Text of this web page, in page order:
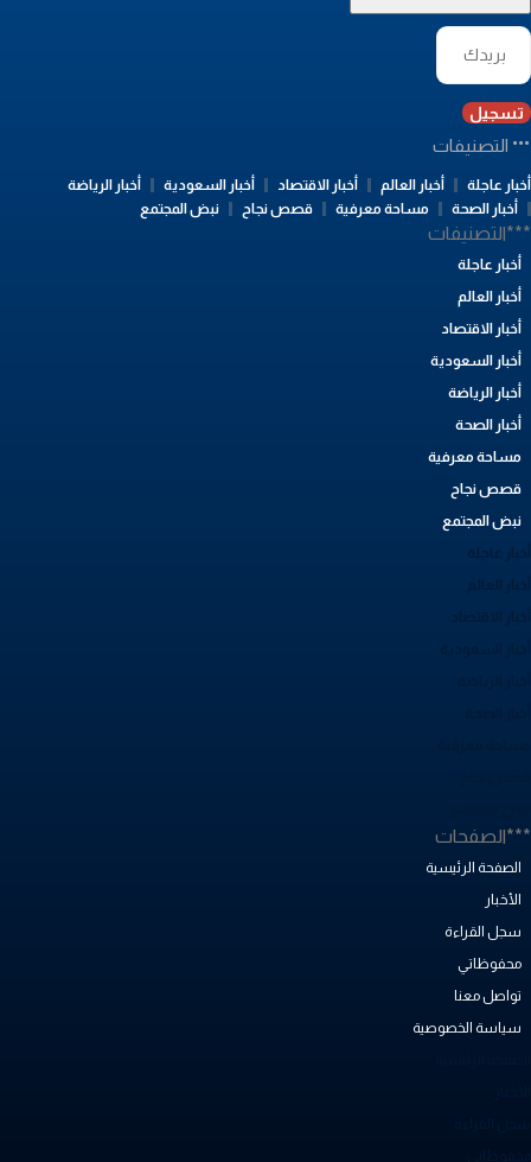
تسجيل
التصنيفات
عاجلة أخبار العالم أخبار الاقتصاد أخبار السعودية
أخبار الرياضة
أخبار الصحة
مساحة معرفية قصص نجاح نبض المجتمع
أخبار عاجلة
أخبار العالم
أخبار الاقتصاد
أخبار السعودية
أخبار الرياضة
أخبار الصحة
مساحة معرفية
قصص نجاح
نبض المجتمع
عاجلة
العالم
الاقتصاد
الصفحة الرئيسية
الأخبار
سجل القراءة
محفوظاتي
تواصل معنا
سياسة الخصوصية